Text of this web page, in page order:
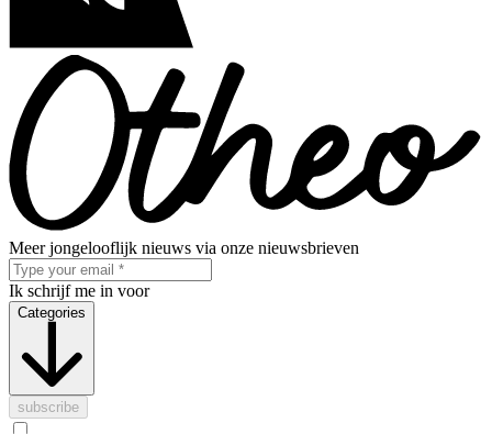
Meer jongelooflijk nieuws via onze nieuwsbrieven
Ik schrijf me in voor
Categories
subscribe